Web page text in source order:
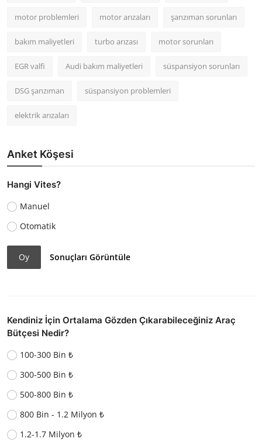
motor problemleri motor arızaları şanzıman sorunları
bakım maliyetleri turbo arızası motor sorunları
EGR valfi Audi bakım maliyetleri süspansiyon sorunları
DSG şanzıman süspansiyon problemleri
elektrik arızaları
Anket Köşesi
Hangi Vites?
Manuel
Otomatik
Oy Sonuçları Görüntüle
Kendiniz İçin Ortalama Gözden Çıkarabileceğiniz Araç
Bütçesi Nedir?
100-300 Bin ₺
300-500 Bin ₺
500-800 Bin ₺
800 Bin - 1.2 Milyon ₺
1.2-1.7 Milyon ₺